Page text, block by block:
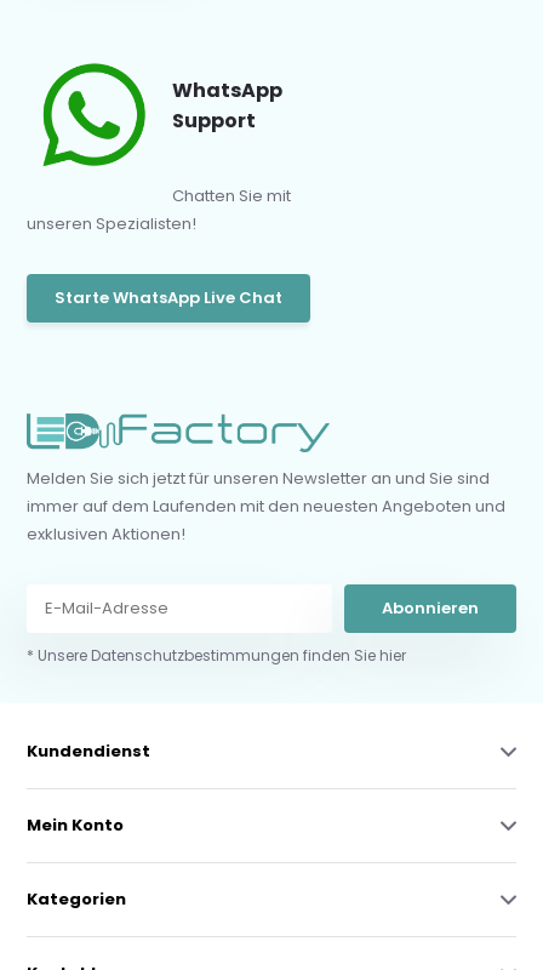
WhatsApp
Support
Chatten Sie mit
unseren Spezialisten!
Starte WhatsApp Live Chat
Melden Sie sich jetzt für unseren Newsletter an und Sie sind
immer auf dem Laufenden mit den neuesten Angeboten und
exklusiven Aktionen!
Abonnieren
* Unsere Datenschutzbestimmungen finden Sie hier
Kundendienst
Mein Konto
Kategorien